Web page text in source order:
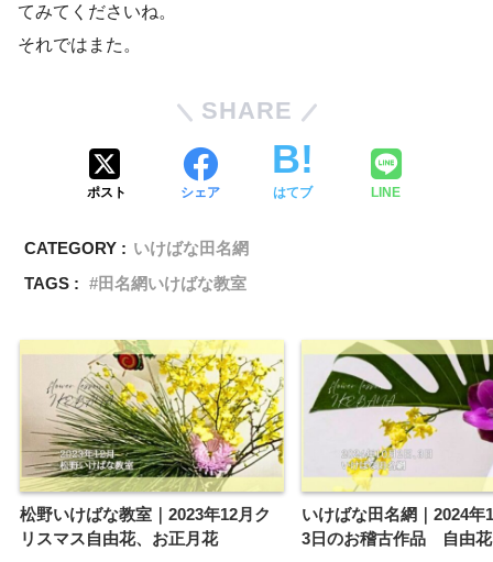
てみてくださいね。
それではまた。
SHARE
ポスト シェア はてブ LINE
CATEGORY : いけばな田名網
TAGS :
田名網いけばな教室
松野いけばな教室｜2023年12月ク
リスマス自由花、お正月花
いけばな田名網｜2024年
3日のお稽古作品 自由花